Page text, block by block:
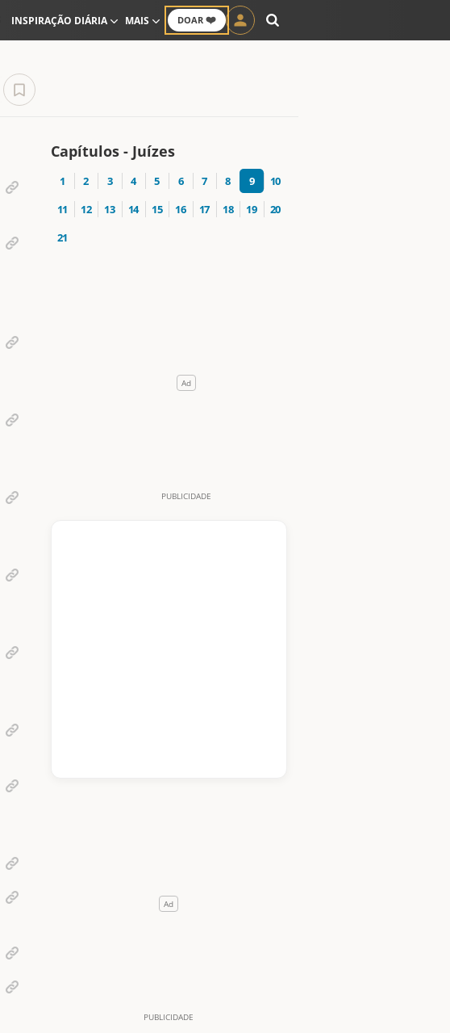
DOAR ❤️
INSPIRAÇÃO DIÁRIA MAIS
Capítulos - Juízes
1 2 3 4 5 6 7 8 9
10
11
12 13 14 15 16 17 18 19
20
21